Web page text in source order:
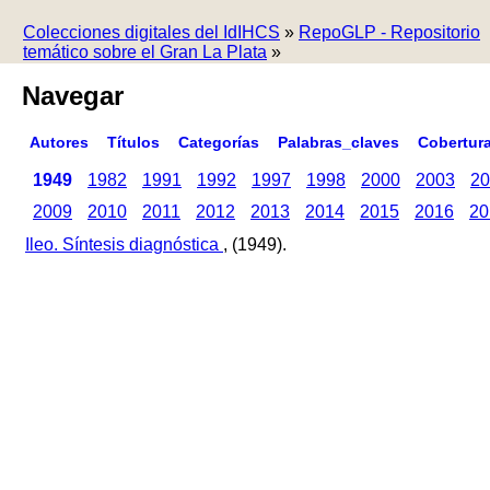
Colecciones digitales del IdIHCS » RepoGLP - Repositorio
temático sobre el Gran La Plata »
Navegar
Autores Títulos Categorías Palabras_claves
1949 1982 1991 1992 1997 1998 2000 2003
2009
2010 2011 2012 2013 2014 2015 2016
Ileo. Síntesis diagnóstica , (1949).